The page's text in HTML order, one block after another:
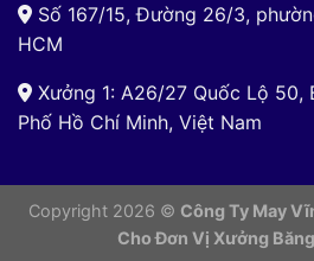
Số 167/15, Đường 26/3,
HCM
Xưởng 1: A26/27 Quốc Lộ 50,
Phố Hồ Chí Minh, Việt Nam
Copyright 2026 © Công Ty May
Cho Đơn Vị Xưởng